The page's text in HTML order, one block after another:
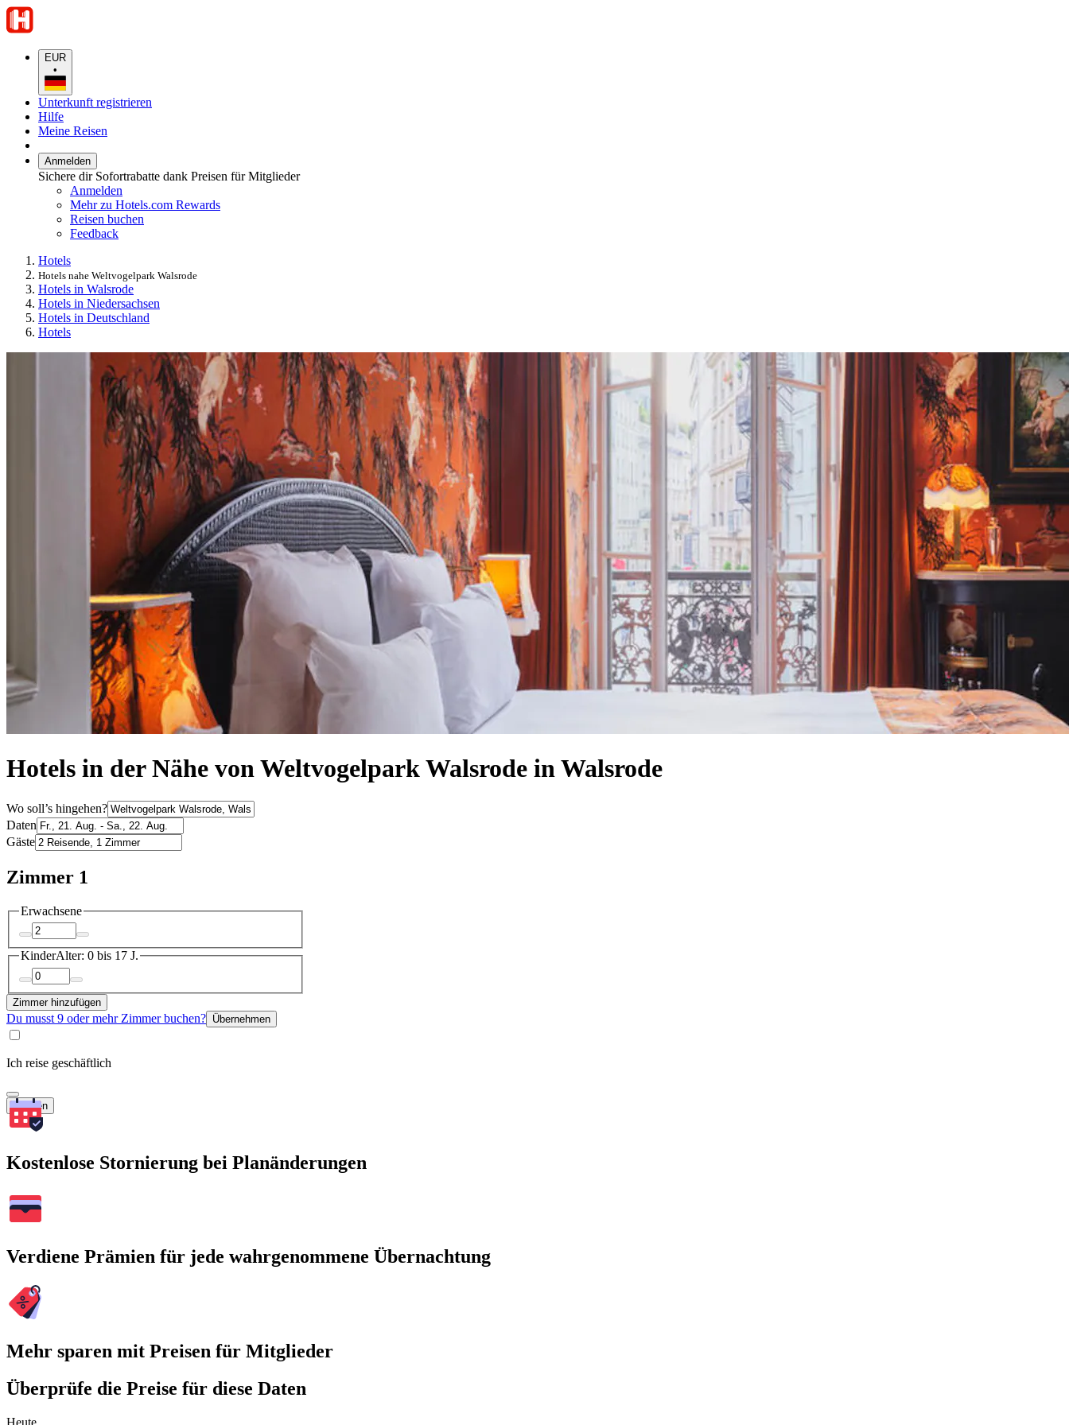
EUR
•
Unterkunft registrieren
Hilfe
Meine Reisen
Anmelden
Sichere dir Sofortrabatte dank Preisen für Mitglieder
Anmelden
Mehr zu Hotels.com Rewards
Reisen buchen
Feedback
Hotels
Hotels nahe Weltvogelpark Walsrode
Hotels in Walsrode
Hotels in Niedersachsen
Hotels in Deutschland
Hotels
Hotels in der Nähe von Weltvogelpark Walsrode in Walsrode
Wo soll’s hingehen?
Daten
Gäste
Zimmer 1
Erwachsene
KinderAlter: 0 bis 17 J.
Zimmer hinzufügen
Du musst 9 oder mehr Zimmer buchen? Übernehmen
Ich reise geschäftlich
Suchen
Kostenlose Stornierung bei Planänderungen
Verdiene Prämien für jede wahrgenommene Übernachtung
Mehr sparen mit Preisen für Mitglieder
Überprüfe die Preise für diese Daten